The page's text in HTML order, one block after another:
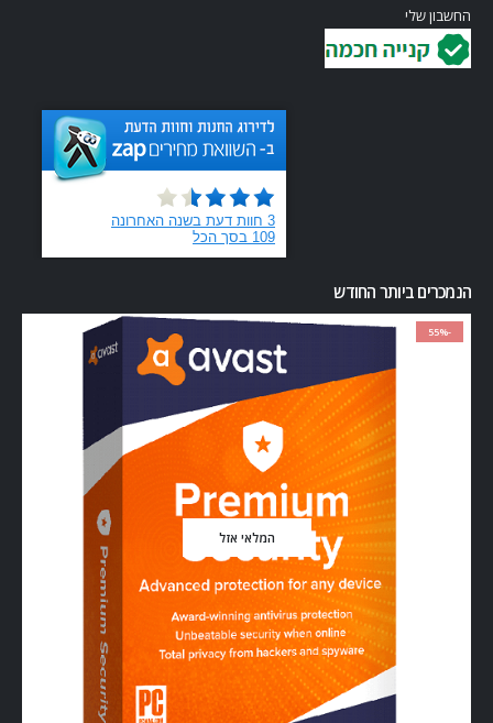
החשבון שלי
הנמכרים ביותר החודש
-55%
המלאי אזל